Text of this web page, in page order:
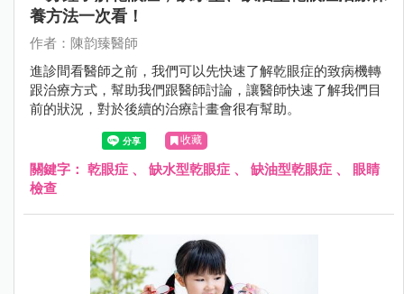
養方法一次看！
作者：陳韵臻醫師
進診間看醫師之前，我們可以先快速了解乾眼症的致病機轉
跟治療方式，幫助我們跟醫師討論，讓醫師快速了解我們目
前的狀況，對於後續的治療計畫會很有幫助。
收藏
關鍵字： 乾眼症 、 缺水型乾眼症 、 缺油型乾眼症 、
眼睛
檢查